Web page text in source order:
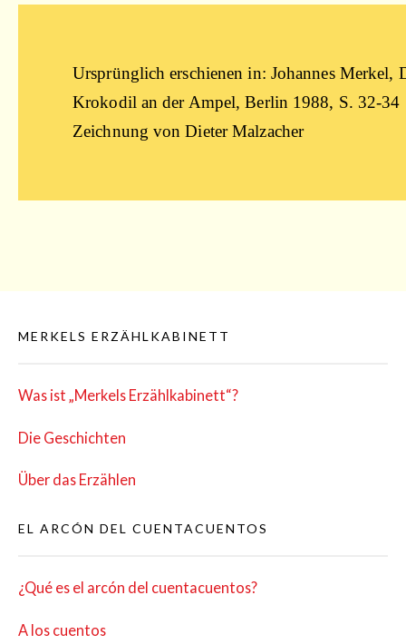
Ursprüng­lich erschie­nen in: Johan­nes Mer­kel,
Kro­ko­dil an der Ampel, Ber­lin 1988, S. 32-34
Zeich­nung von Die­ter Malzacher
MERKELS ERZÄHLKABINETT
Was ist „Mer­kels Erzählkabinett“?
Die Geschich­ten
Über das Erzählen
EL ARCÓN DEL CUENTACUENTOS
¿Qué es el arcón del cuentacuentos?
A los cuentos